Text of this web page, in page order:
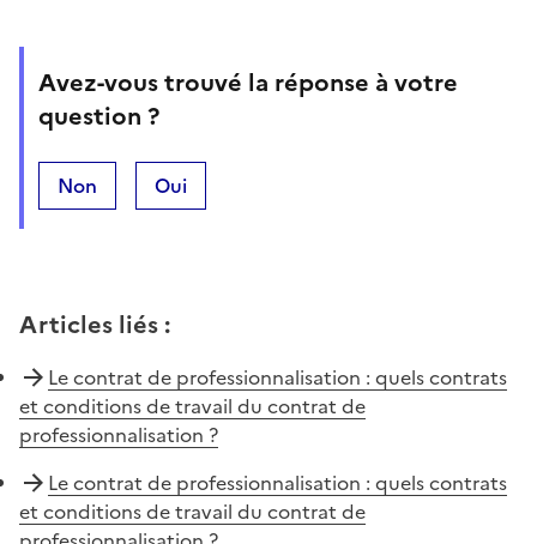
Avez-vous trouvé la réponse à votre
question ?
Non Oui
Articles liés :
Le contrat de professionnalisation : quels contrats
et conditions de travail du contrat de
professionnalisation ?
Le contrat de professionnalisation : quels contrats
et conditions de travail du contrat de